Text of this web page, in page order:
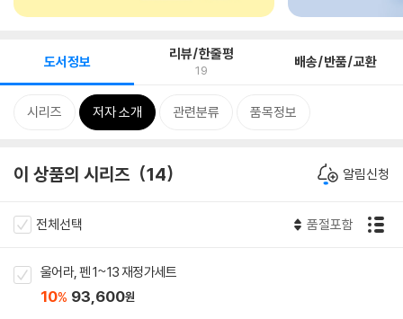
도서정보 리뷰/한줄평
19 배송/반품/교환
시리즈 저자 소개 관련분류 품목정보
이 상품의 시리즈 14 알림신청
전체선택 품절포함
울어라, 펜 1~13 재정가세트
10% 93,600원